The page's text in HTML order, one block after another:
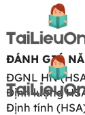
ĐÁNH GIÁ
ĐGNL HN
Định lượng
Định tính